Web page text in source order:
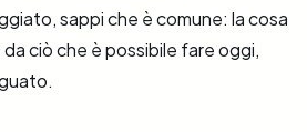
sappi che è comune: la cosa
ciò che è possibile fare oggi,